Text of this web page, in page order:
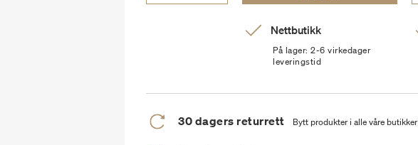
Nettbutikk
På lager: 2-6 virkedager
leveringstid
30 dagers returrett Bytt produkter i alle våre butikker